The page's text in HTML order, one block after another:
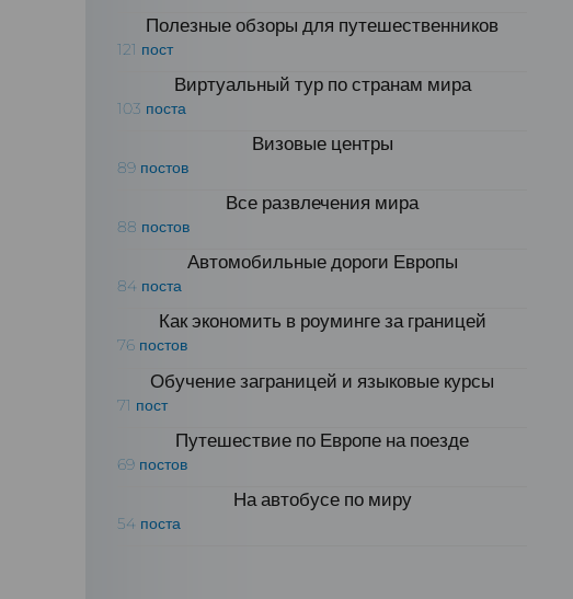
Полезные обзоры для путешественников
121 пост
Виртуальный тур по странам мира
103 поста
Визовые центры
89 постов
Все развлечения мира
88 постов
Автомобильные дороги Европы
84 поста
Как экономить в роуминге за границей
76 постов
Обучение заграницей и языковые курсы
71 пост
Путешествие по Европе на поезде
69 постов
На автобусе по миру
54 поста